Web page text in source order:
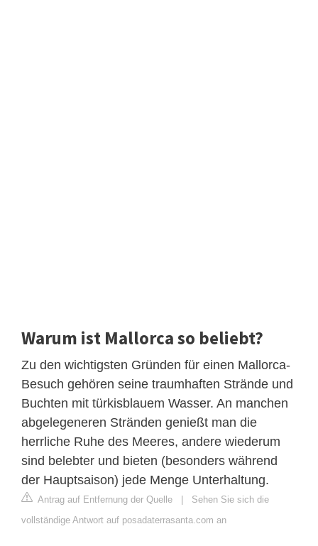
Warum ist Mallorca so beliebt?
Zu den wichtigsten Gründen für einen Mallorca-
Besuch gehören seine traumhaften Strände und
Buchten mit türkisblauem Wasser. An manchen
abgelegeneren Stränden genießt man die
herrliche Ruhe des Meeres, andere wiederum
sind belebter und bieten (besonders während
der Hauptsaison) jede Menge Unterhaltung.
Antrag auf Entfernung der Quelle | Sehen Sie sich die
vollständige Antwort auf posadaterrasanta.com an